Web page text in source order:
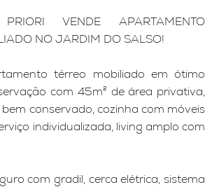
VENDE APARTAMENTO
NO JARDIM DO SALSO!
térreo mobiliado em ótimo
com 45m² de área privativa,
conservado, cozinha com móveis
individualizada, living amplo com
com gradil, cerca elétrica, sistema